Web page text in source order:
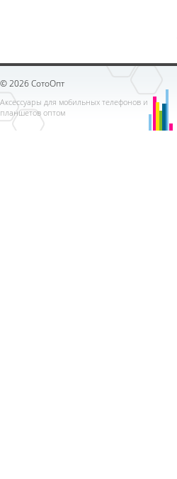
© 2026 СотоОпт
Аксессуары для мобильных телефонов и
планшетов оптом